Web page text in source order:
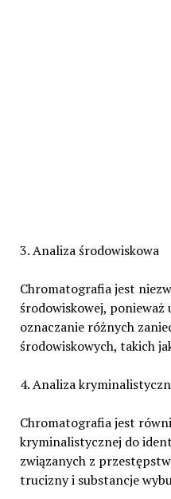
3. Analiza środowiskowa
Chromatografia jest
środowiskowej,
oznaczanie różnych
środowiskowych, takich
4. Analiza
Chromatografia jest
kryminalistycznej do
związanych z
trucizny i substancje